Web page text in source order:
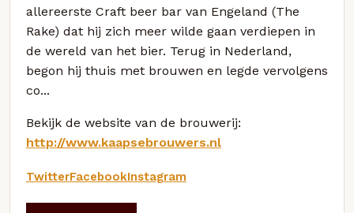
allereerste Craft beer bar van Engeland (The
Rake) dat hij zich meer wilde gaan verdiepen in
de wereld van het bier. Terug in Nederland,
begon hij thuis met brouwen en legde vervolgens
co...
Bekijk de website van de brouwerij:
http://www.kaapsebrouwers.nl
TwitterFacebookInstagram